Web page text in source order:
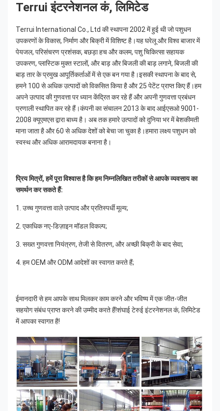
Terrui इंटरनेशनल कं, लिमिटेड
Terrui International Co., Ltd की स्थापना 2002 में हुई थी जो पशुधन
उपकरणों के विकास, निर्माण और बिक्री में विशिष्ट है।यह घरेलू और विश्व बाजार में
पेयजल, परिसंचरण प्रशंसक, बछड़ा हच और कलम, पशु चिकित्सा सहायक
उपकरण, प्लास्टिक मुक्त स्टालों, और बाड़ और बिजली की बाड़ लगाने, बिजली की
बाड़ तार के प्रमुख आपूर्तिकर्ताओं में से एक बन गया है।इसकी स्थापना के बाद से,
हमने 100 से अधिक उत्पादों को विकसित किया है और 25 पेटेंट प्राप्त किए हैं।हम
अपने उत्पाद की गुणवत्ता पर ध्यान केंद्रित कर रहे हैं और अपनी गुणवत्ता प्रबंधन
प्रणाली स्थापित कर रहे हैं।कंपनी का संचालन 2013 के बाद आईएसओ 9001-
2008 क्यूएमएस द्वारा बाध्य है। अब तक हमारे उत्पादों को दुनिया भर में बेशकीमती
माना जाता है और 60 से अधिक देशों को बेचा जा चुका है।हमारा लक्ष्य पशुधन को
स्वस्थ और अधिक आरामदायक बनाना है।
प्रिय मित्रों, हमें पूरा विश्वास है कि हम निम्नलिखित तरीकों से आपके व्यवसाय का
समर्थन कर सकते हैं:
1. उच्च गुणवत्ता वाले उत्पाद और प्रतिस्पर्धी मूल्य;
2. एकाधिक नए-डिज़ाइन मॉडल विकल्प;
3. सख्त गुणवत्ता नियंत्रण, तेजी से वितरण, और अच्छी बिक्री के बाद सेवा;
4. हम OEM और ODM आदेशों का स्वागत करते हैं;
ईमानदारी से हम आपके साथ मिलकर काम करने और भविष्य में एक जीत-जीत
सहयोग संबंध प्राप्त करने की उम्मीद करते हैं!शंघाई टेरुई इंटरनेशनल कं, लिमिटेड
में आपका स्वागत है!